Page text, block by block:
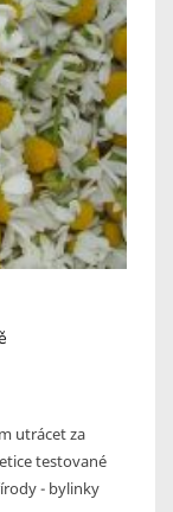
utrácet za
testované
- bylinky